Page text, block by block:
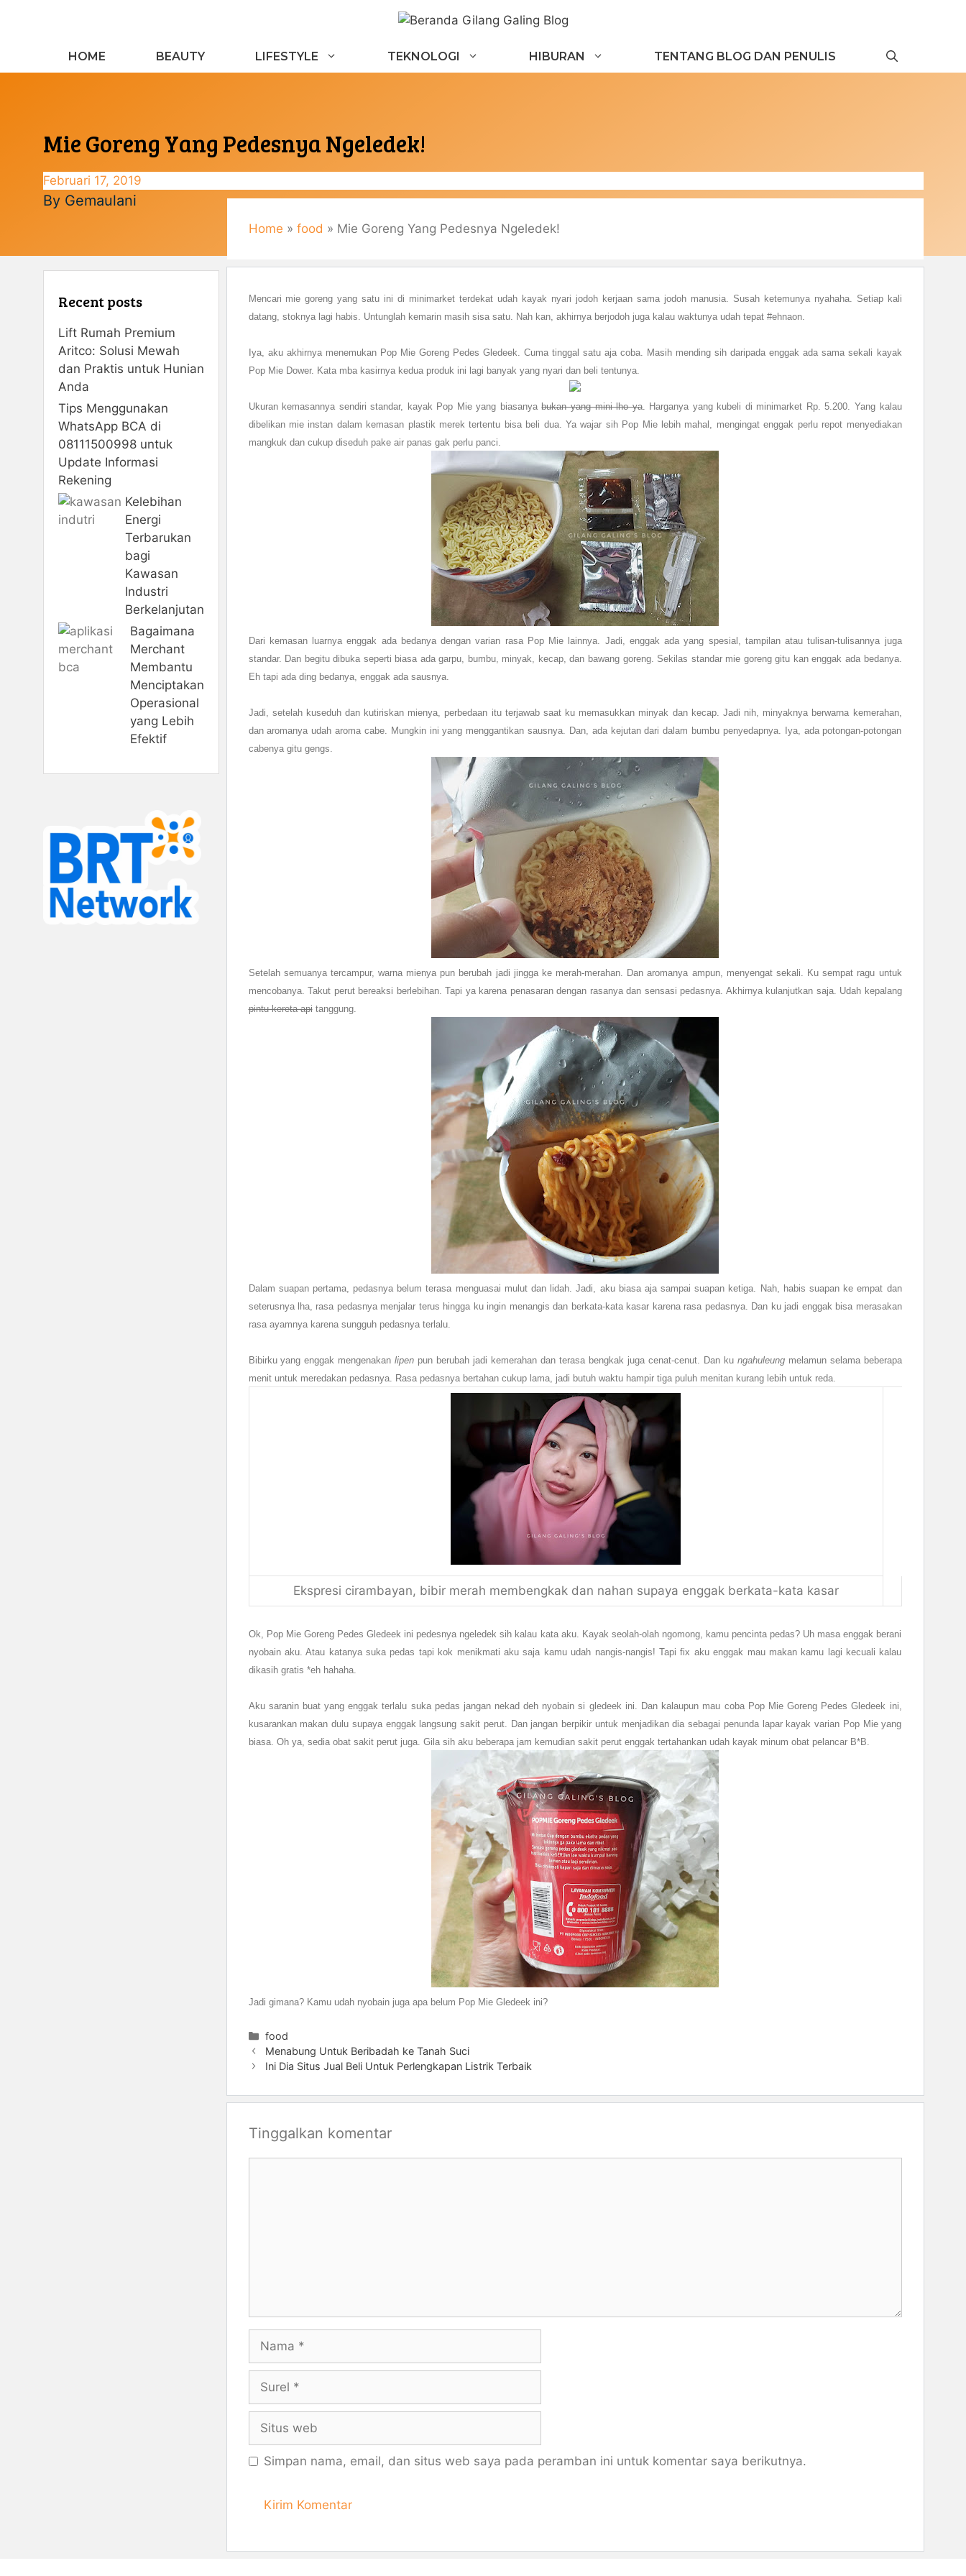
HOME BEAUTY LIFESTYLE TEKNOLOGI HIBURAN TENTANG BLOG DAN PENULIS
Mie Goreng Yang Pedesnya Ngeledek!
Februari 17, 2019
By Gemaulani
Home » food » Mie Goreng Yang Pedesnya Ngeledek!
Mencari mie goreng yang satu ini di minimarket terdekat udah kayak nyari jodoh kerjaan sama jodoh manusia. Susah ketemunya nyahaha. Setiap kali
datang, stoknya lagi habis. Untunglah kemarin masih sisa satu. Nah kan, akhirnya berjodoh juga kalau waktunya udah tepat #ehnaon.
Iya, aku akhirnya menemukan Pop Mie Goreng Pedes Gledeek. Cuma tinggal satu aja coba. Masih mending sih daripada enggak ada sama sekali kayak
Pop Mie Dower. Kata mba kasirnya kedua produk ini lagi banyak yang nyari dan beli tentunya.
Ukuran kemasannya sendiri standar, kayak Pop Mie yang biasanyabukan yang mini lho ya. Harganya yang kubeli di minimarket Rp. 5.200. Yang kalau
dibelikan mie instan dalam kemasan plastik merek tertentu bisa beli dua. Ya wajar sih Pop Mie lebih mahal, mengingat enggak perlu repot menyediakan
mangkuk dan cukup diseduh pake air panas gak perlu panci.
Dari kemasan luarnya enggak ada bedanya dengan varian rasa Pop Mie lainnya. Jadi, enggak ada yang spesial, tampilan atau tulisan-tulisannya juga
standar. Dan begitu dibuka seperti biasa ada garpu, bumbu, minyak, kecap, dan bawang goreng. Sekilas standar mie goreng gitu kan enggak ada bedanya.
Eh tapi ada ding bedanya, enggak ada sausnya.
Jadi, setelah kuseduh dan kutiriskan mienya, perbedaan itu terjawab saat ku memasukkan minyak dan kecap. Jadi nih, minyaknya berwarna kemerahan,
dan aromanya udah aroma cabe. Mungkin ini yang menggantikan sausnya. Dan, ada kejutan dari dalam bumbu penyedapnya. Iya, ada potongan-potongan
cabenya gitu gengs.
Setelah semuanya tercampur, warna mienya pun berubah jadi jingga ke merah-merahan. Dan aromanya ampun, menyengat sekali. Ku sempat ragu untuk
mencobanya. Takut perut bereaksi berlebihan. Tapi ya karena penasaran dengan rasanya dan sensasi pedasnya. Akhirnya kulanjutkan saja. Udah kepalang
pintu kereta apitanggung.
Dalam suapan pertama, pedasnya belum terasa menguasai mulut dan lidah. Jadi, aku biasa aja sampai suapan ketiga. Nah, habis suapan ke empat dan
seterusnya lha, rasa pedasnya menjalar terus hingga ku ingin menangis dan berkata-kata kasar karena rasa pedasnya. Dan ku jadi enggak bisa merasakan
rasa ayamnya karena sungguh pedasnya terlalu.
Bibirku yang enggak mengenakanlipen pun berubah jadi kemerahan dan terasa bengkak juga cenat-cenut. Dan ku ngahuleung melamun selama beberapa
menit untuk meredakan pedasnya. Rasa pedasnya bertahan cukup lama, jadi butuh waktu hampir tiga puluh menitan kurang lebih untuk reda.
Ekspresi cirambayan, bibir merah membengkak dan nahan supaya enggak berkata-kata kasar
Ok, Pop Mie Goreng Pedes Gledeek ini pedesnya ngeledek sih kalau kata aku. Kayak seolah-olah ngomong, kamu pencinta pedas? Uh masa enggak berani
nyobain aku. Atau katanya suka pedas tapi kok menikmati aku saja kamu udah nangis-nangis! Tapi fix aku enggak mau makan kamu lagi kecuali kalau
dikasih gratis *eh hahaha.
Aku saranin buat yang enggak terlalu suka pedas jangan nekad deh nyobain si gledeek ini. Dan kalaupun mau coba Pop Mie Goreng Pedes Gledeek ini,
kusarankan makan dulu supaya enggak langsung sakit perut. Dan jangan berpikir untuk menjadikan dia sebagai penunda lapar kayak varian Pop Mie yang
biasa. Oh ya, sedia obat sakit perut juga. Gila sih aku beberapa jam kemudian sakit perut enggak tertahankan udah kayak minum obat pelancar B*B.
Jadi gimana? Kamu udah nyobain juga apa belum Pop Mie Gledeek ini?
Kategori
food
Menabung Untuk Beribadah ke Tanah Suci
Ini Dia Situs Jual Beli Untuk Perlengkapan Listrik Terbaik
Tinggalkan komentar
web
Simpan nama, email, dan situs web saya pada peramban ini untuk komentar saya berikutnya.
Recent posts
Lift Rumah Premium
Aritco: Solusi Mewah
dan Praktis untuk Hunian
Anda
Tips Menggunakan
WhatsApp BCA di
08111500998 untuk
Update Informasi
Rekening
Kelebihan
Energi
Terbarukan
bagi
Kawasan
Industri
Berkelanjutan
Bagaimana
Merchant
Membantu
Menciptakan
Operasional
yang Lebih
Efektif